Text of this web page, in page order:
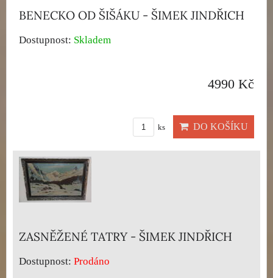
BENECKO OD ŠIŠÁKU - ŠIMEK JINDŘICH
Dostupnost: Skladem
4990 Kč
ks DO KOŠÍKU
ZASNĚŽENÉ TATRY - ŠIMEK JINDŘICH
Dostupnost: Prodáno